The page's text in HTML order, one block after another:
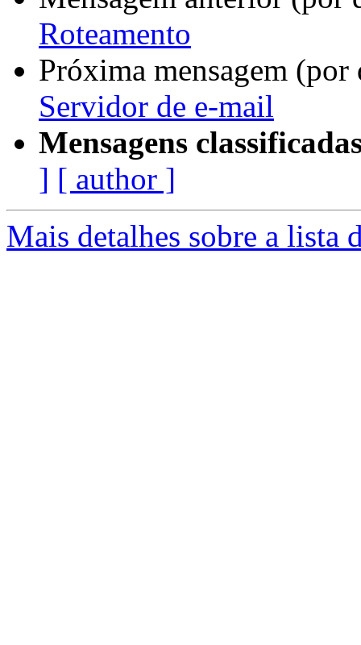
Roteamento
Próxima mensagem
Servidor de e-mail
Mensagens
] [ author ]
Mais detalhes sobre a lista